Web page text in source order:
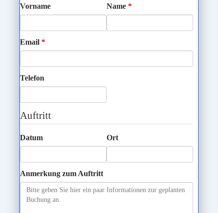
Vorname Name
Email
Telefon
Auftritt
Datum Ort
Anmerkung zum Auftritt